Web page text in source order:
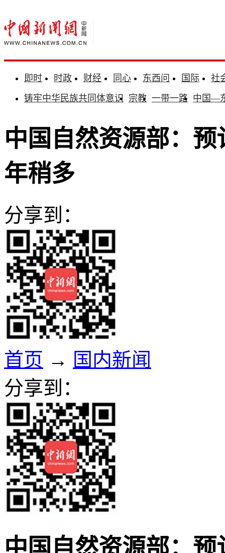
即时 时政 财经 同心 东西问 国际
社
铸牢中华民族共同体意识 宗教 一带一路 中国—
中国自然资源部：
年稍多
分享到：
首页 → 国内新闻
分享到：
中国自然资源部：